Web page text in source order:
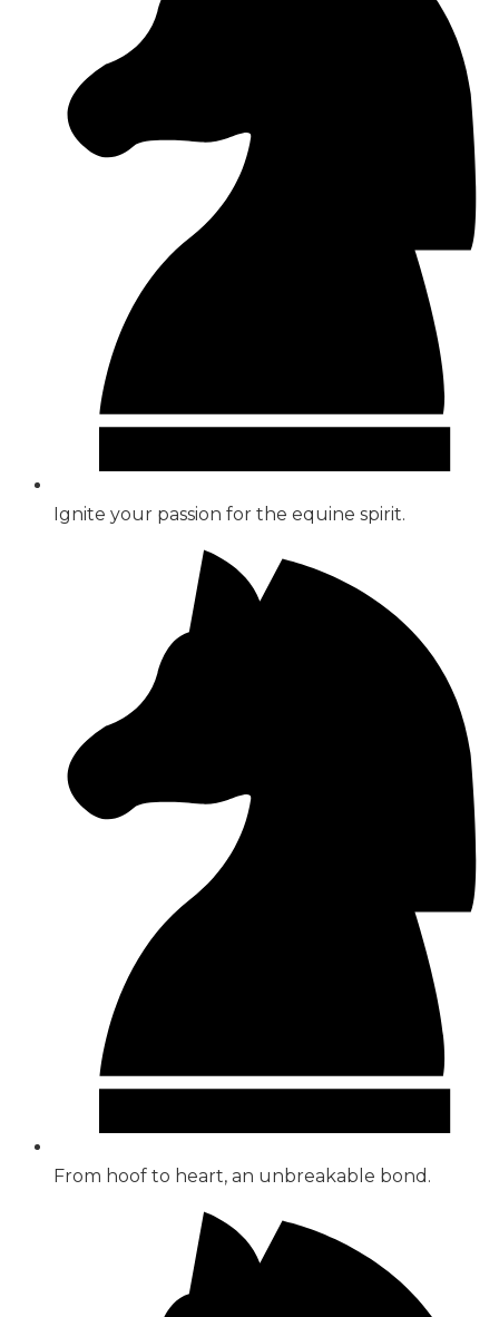
Ignite your passion for the equine spirit.
From hoof to heart, an unbreakable bond.